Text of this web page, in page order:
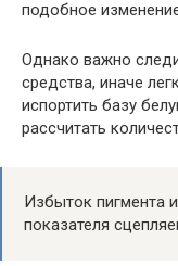
подобное
Однако важно
средства, иначе
испортить базу
рассчитать
Избыток пигмента
показателя